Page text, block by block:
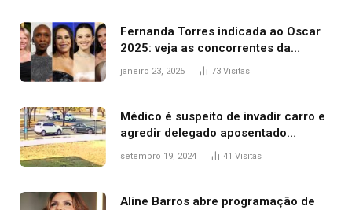
Fernanda Torres indicada ao Oscar
2025: veja as concorrentes da
brasileira a melhor atriz
janeiro 23, 2025 73 Visitas
Médico é suspeito de invadir carro e
agredir delegado aposentado
durante confusão no trânsito
setembro 19, 2024 41 Visitas
Aline Barros abre programação de